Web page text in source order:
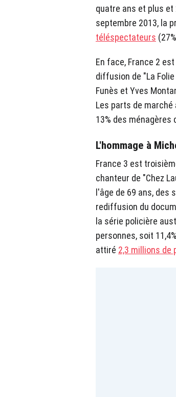
quatre ans et plus et
septembre 2013, la
téléspectateurs
En face, France 2
diffusion de "La
Funès et Yves
Les parts de
13% des ménagères
L'hommage à
France 3 est
chanteur de "Chez
l'âge de 69 ans, des
rediffusion du
la série policière
personnes, soit
attiré 2,3 millions de